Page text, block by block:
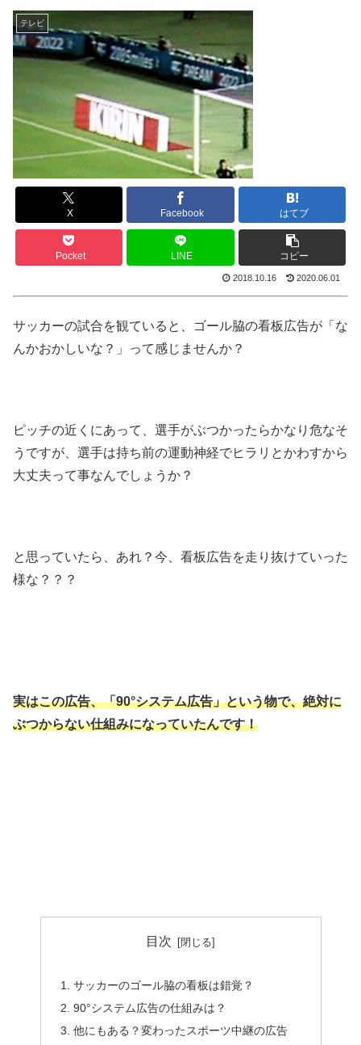
テレビ
X Facebook はてブ
Pocket LINE コピー
2018.10.16 2020.06.01
サッカーの試合を観ていると、ゴール脇の看板広告が「な
んかおかしいな？」って感じませんか？
ピッチの近くにあって、選手がぶつかったらかなり危なそ
うですが、選手は持ち前の運動神経でヒラリとかわすから
大丈夫って事なんでしょうか？
と思っていたら、あれ？今、看板広告を走り抜けていった
様な？？？
実はこの広告、「90°システム広告」という物で、絶対に
ぶつからない仕組みになっていたんです！
目次
サッカーのゴール脇の看板は錯覚？
90°システム広告の仕組みは？
他にもある？変わったスポーツ中継の広告